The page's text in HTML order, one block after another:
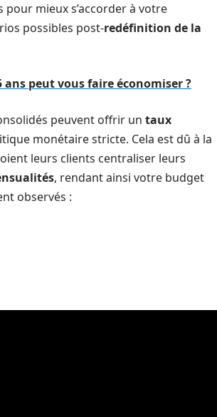
mieux s’accorder à votre
possibles post-redéfinition de la
peut vous faire économiser ?
peuvent offrir un taux
monétaire stricte. Cela est dû à la
leurs clients centraliser leurs
, rendant ainsi votre budget
observés :